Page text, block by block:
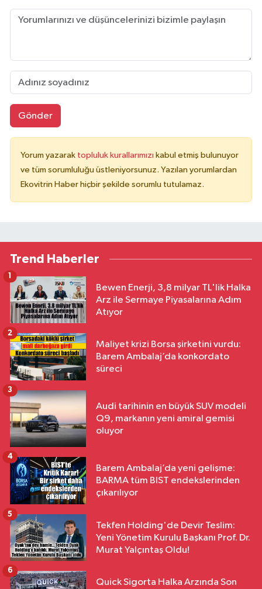
Gönder
Yorum yazarak topluluk kurallarımızı kabul etmiş bulunuyor
ve tüm sorumluluğu üstleniyorsunuz. Yazılan yorumlardan
Ekovitrin Haber hiçbir şekilde sorumlu tutulamaz.
Trend Haberler
Bewen Enerji, 3,8 milyar TL'lik Halka
Arz ile Sermaye Piyasalarına Adım
Atıyor
1
Maliyet krizi Borsa şirketini vurdu:
Barem Ambalaj’da konkordato
süreci
2
Audi tarihinin en büyük SUV modeli
Q9, markanın yeni amiral gemisi
oluyor
3
Barem Ambalaj’da yeni gelişme:
BARMA tüm BIST endekslerinden
çıkarılıyor
4
Tekfen Holding'de Devir Teslim:
Yeni Yönetim Kurulu Başkanı Prof. Dr.
Murat Yalçıntaş Oldu!
5
Quick Sigorta Halka Arzında Son
6